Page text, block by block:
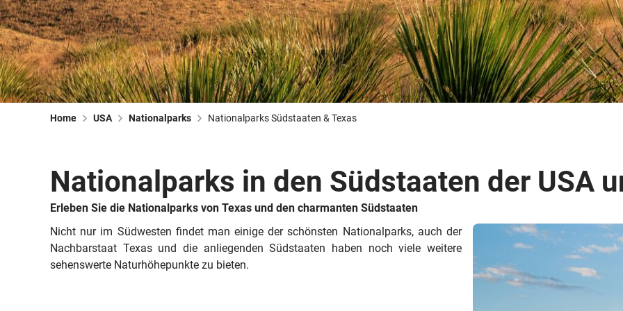
© ShaneMyersPhoto
Hawaii
Busreisen
© Chris Frey
Skireisen
Routen­vorschläge
© Swissmediavision/ ...
CANUSA-Magazin
Reisebüro-Service
Über uns
Home USA Nationalparks Nationalparks Südstaaten & Texas
Nationalparks in den Südstaaten der USA
Erleben Sie die Nationalparks von Texas und den charmanten Südstaaten
Nicht nur im Südwesten findet man einige der schönsten Nationalparks, auch der
Nachbarstaat Texas und die anliegenden Südstaaten haben noch viele weitere
sehenswerte Naturhöhepunkte zu bieten.